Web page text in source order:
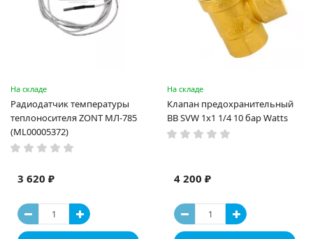
На складе
Радиодатчик температуры
теплоносителя ZONT МЛ-785
(ML00005372)
3 620 ₽
На складе
Клапан предохранительный
ВВ SVW 1х1 1/4 10 бар Watts
4 200 ₽